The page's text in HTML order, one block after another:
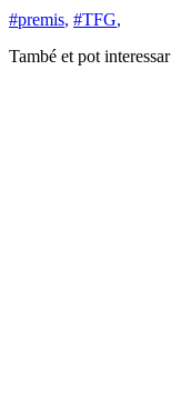
#premis, #TFG,
També et pot interessar